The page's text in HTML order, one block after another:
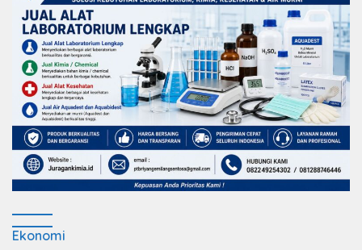
Ekonomi